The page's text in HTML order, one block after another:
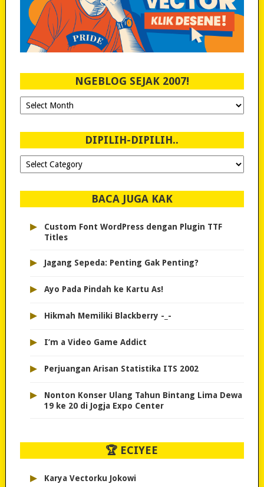
NGEBLOG SEJAK 2007!
Ngeblog
Sejak
DIPILIH-DIPILIH..
Dipilih-
dipilih..
BACA JUGA KAK
▸
Custom Font WordPress dengan Plugin TTF
Titles
▸ Jagang Sepeda: Penting Gak Penting?
▸ Ayo Pada Pindah ke Kartu As!
▸ Hikmah Memiliki Blackberry -_-
▸ I’m a Video Game Addict
▸ Perjuangan Arisan Statistika ITS 2002
▸
Nonton Konser Ulang Tahun Bintang Lima Dewa
19 ke 20 di Jogja Expo Center
🏆 ECIYEE
▸ Karya Vectorku Jokowi